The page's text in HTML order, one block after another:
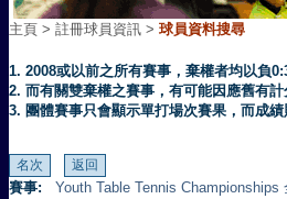
主頁 > 註冊球員資訊 > 球員資料搜尋
1. 2008或以前之所有賽事，棄權者均以負
2. 而有關雙棄權之賽事，有可能因應舊有
3. 團體賽事只會顯示單打場次賽果，而成績
賽事:
Youth Table Tennis